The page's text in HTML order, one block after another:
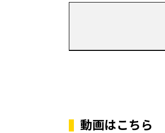
動画はこちら